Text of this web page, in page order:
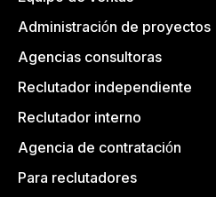
Administración de proyectos
Agencias consultoras
Reclutador independiente
Reclutador interno
Agencia de contratación
Para reclutadores